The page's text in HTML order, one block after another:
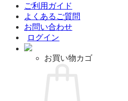
ご利用ガイド
よくあるご質問
お問い合わせ
ログイン
お買い物カゴ